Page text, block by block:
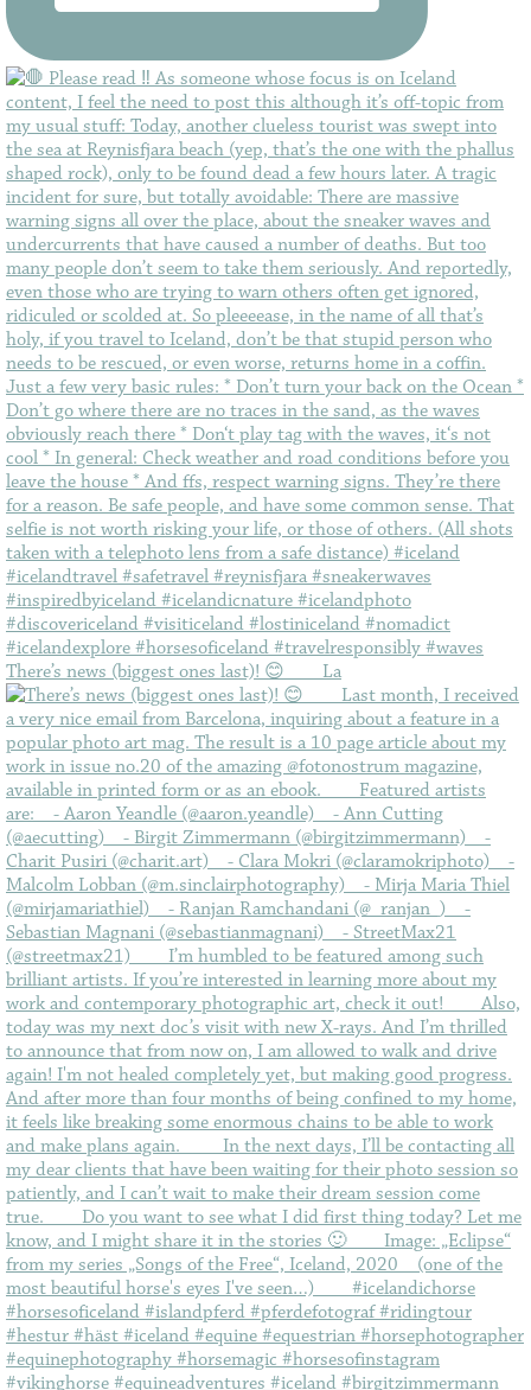
There’s news (biggest ones last)! 😊⠀ ⠀ La